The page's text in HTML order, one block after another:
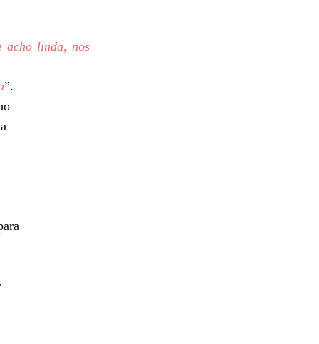
acho linda, nos
”.